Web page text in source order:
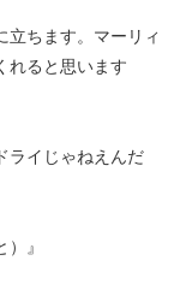
立ちます。マーリィ
れると思います
ライじゃねえんだ
』